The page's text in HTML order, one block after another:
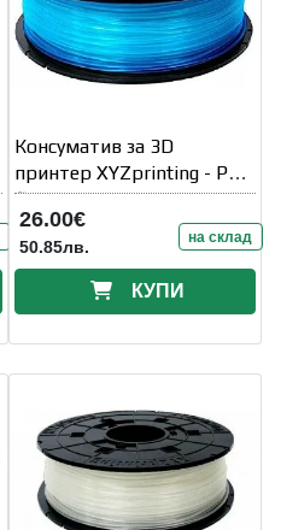
Консуматив за 3D
принтер XYZprinting - PLA
filament, 1.75 mm
26.00€
50.85лв. на склад
КУПИ